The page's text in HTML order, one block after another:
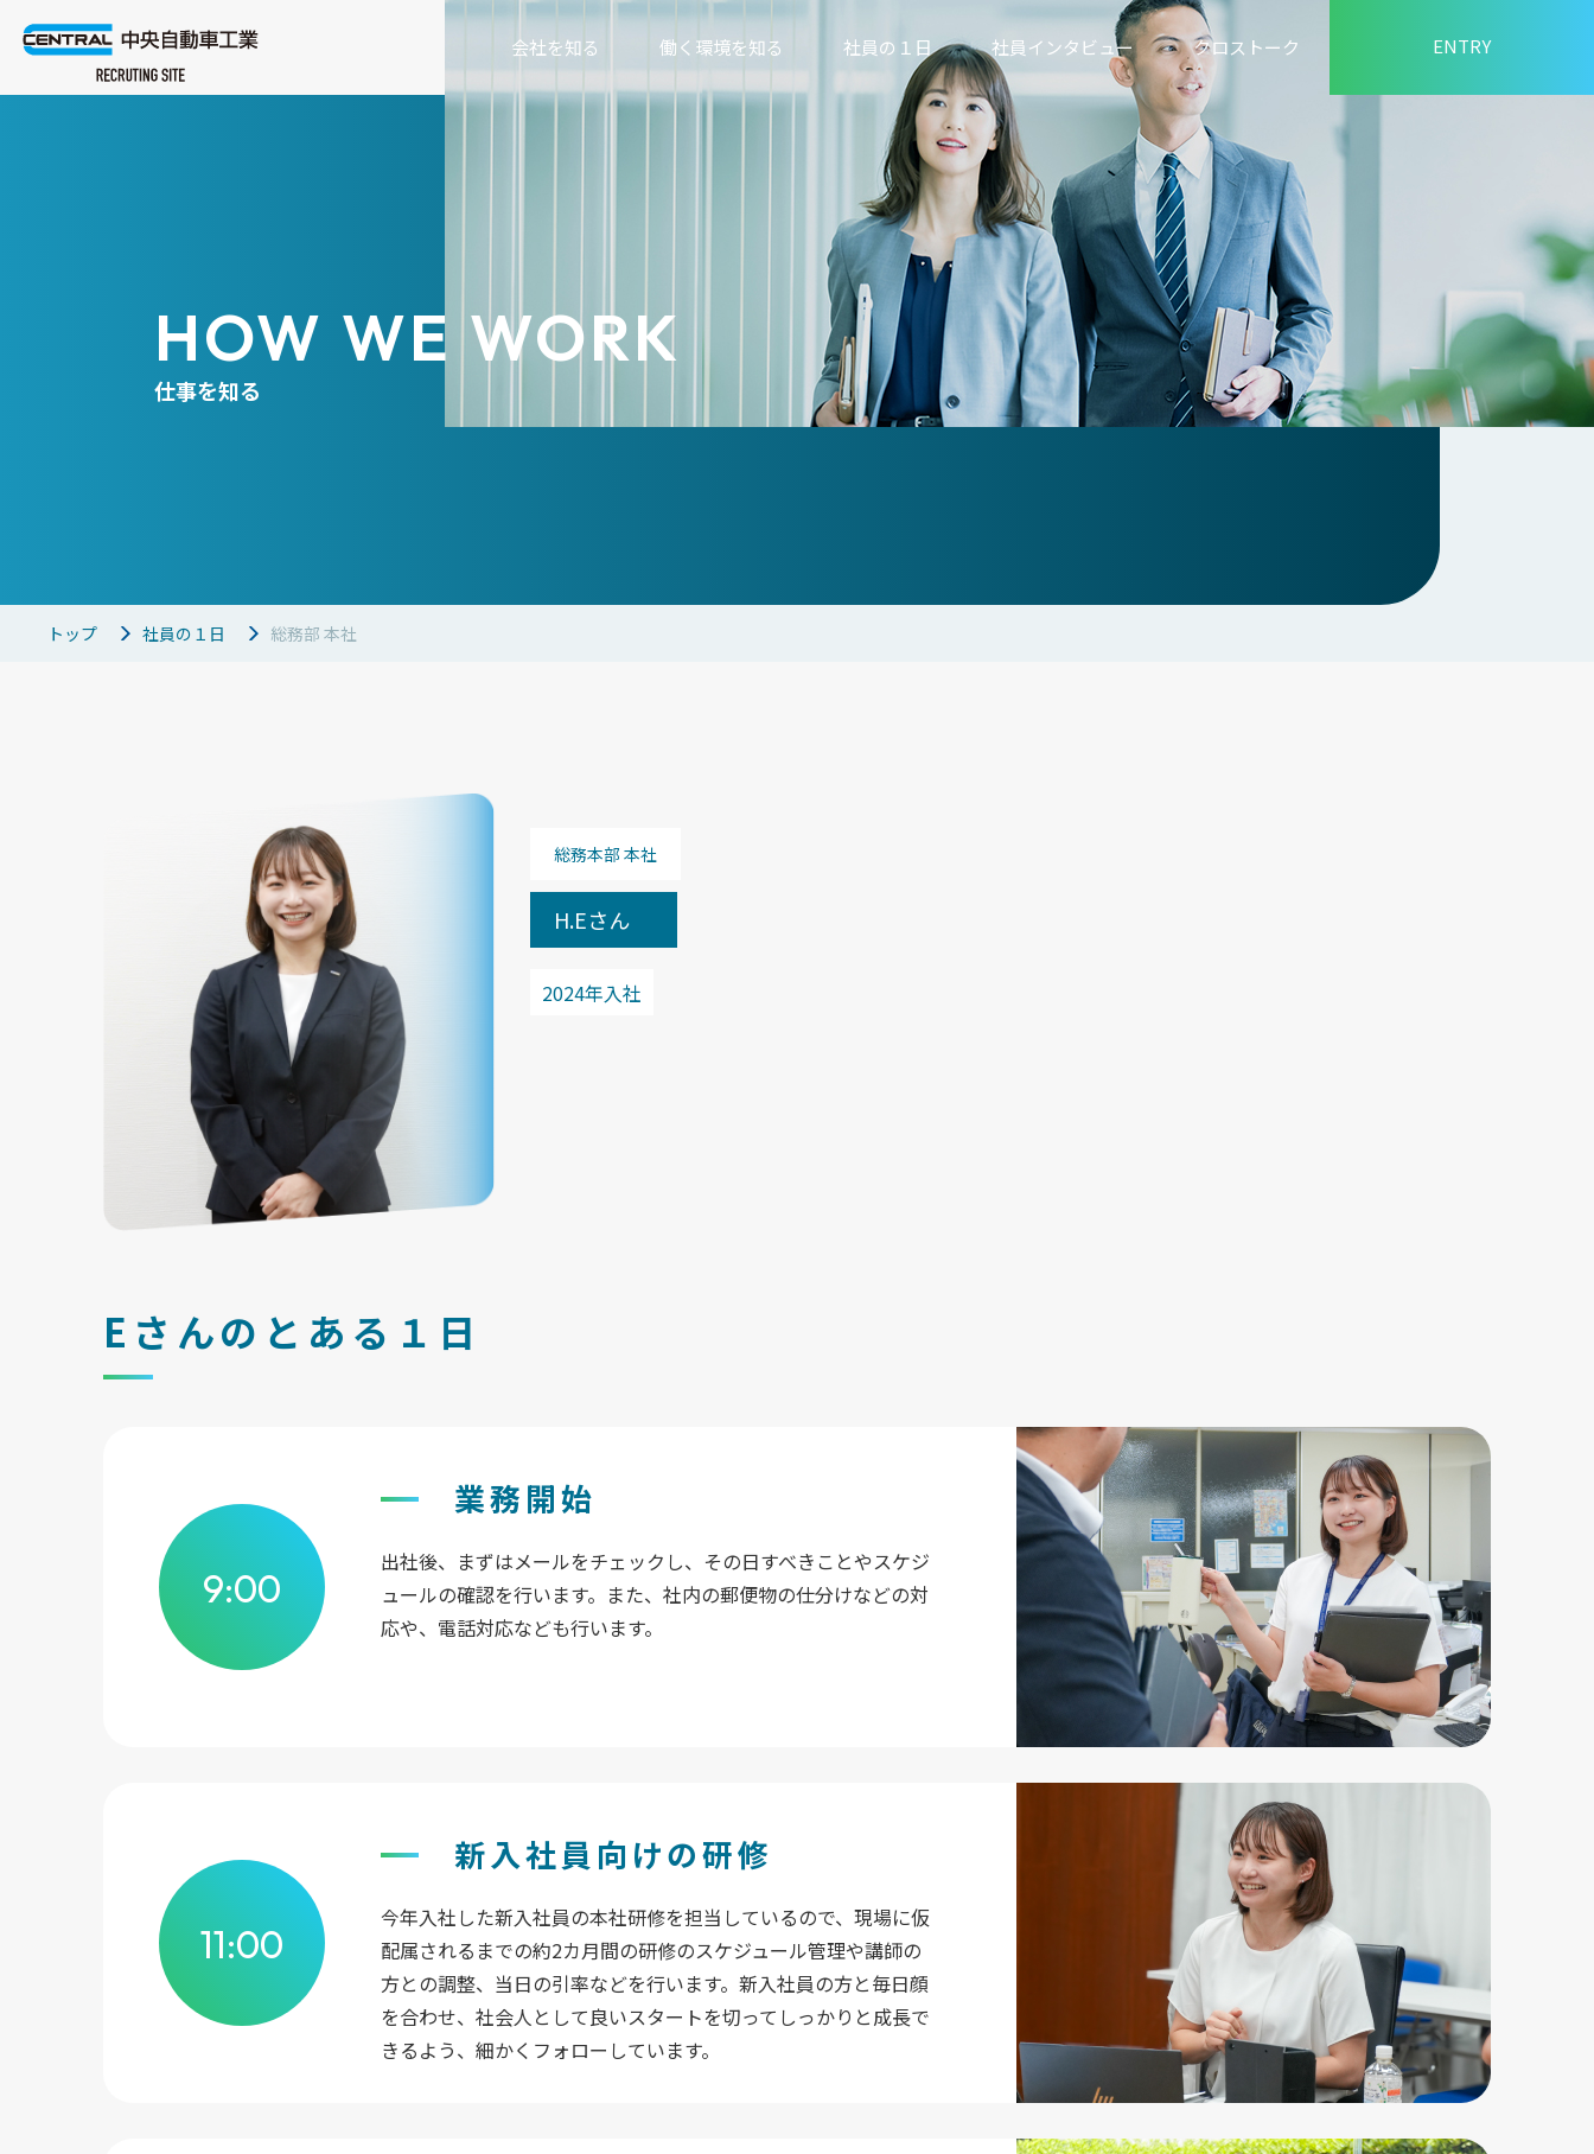
HOW WE WORK
仕事を知る
トップ 社員の１日 総務部 本社
総務本部 本社
H.Eさん
2024年入社
Eさんのとある１日
9:00
業務開始
出社後、まずはメールをチェックし、その日すべきことやスケジ
ュールの確認を行います。また、社内の郵便物の仕分けなどの対
応や、電話対応なども行います。
11:00
新入社員向けの研修
今年入社した新入社員の本社研修を担当しているので、現場に仮
配属されるまでの約2カ月間の研修のスケジュール管理や講師の
方との調整、当日の引率などを行います。新入社員の方と毎日顔
を合わせ、社会人として良いスタートを切ってしっかりと成長で
きるよう、細かくフォローしています。
事業内容 会社概要
トップメッセージ 数字で見る中央自動車工業
会社を知る
入社後の教育・研修制度 Q&A
働く環境を知る
国内セールス 静岡営業所
海外セールス アジア担当(在
社ver.)
研究開発部スタッフ 本社 国内セールス 営業開発
社員の１日
国内セールス 営業開発部
海外セールス アジア担当
（ベトナム駐在）
研究開発部スタッフ 本社 総務部 労務管理担当
社員インタビュー
国内セールス 同期×同期 海外セールス 先輩×後輩
クロストーク ENTRY